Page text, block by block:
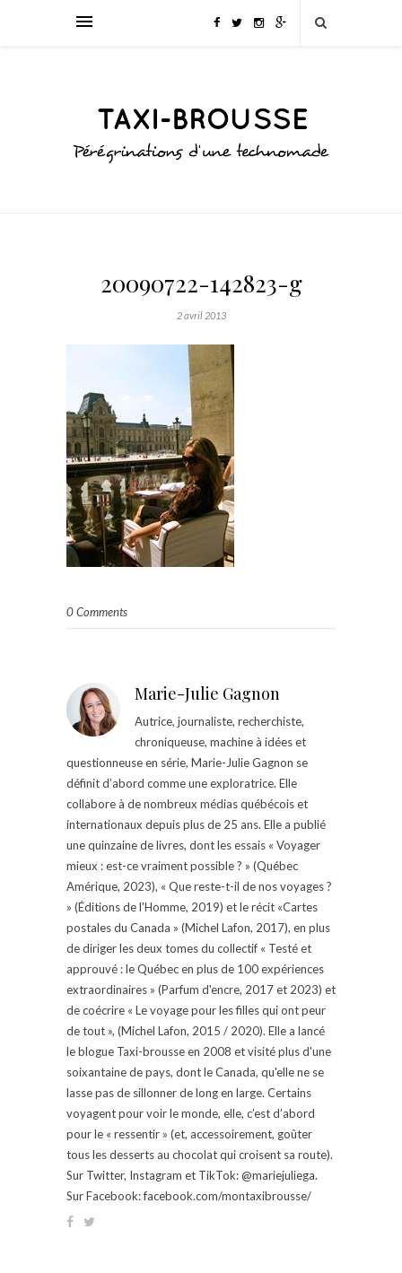
20090722-142823-g
2 avril 2013
0 Comments
Marie-Julie Gagnon
Autrice, journaliste, recherchiste,
chroniqueuse, machine à idées et
questionneuse en série, Marie-Julie Gagnon se
définit d’abord comme une exploratrice. Elle
collabore à de nombreux médias québécois et
internationaux depuis plus de 25 ans. Elle a publié
une quinzaine de livres, dont les essais « Voyager
mieux : est-ce vraiment possible ? » (Québec
Amérique, 2023), « Que reste-t-il de nos voyages ?
» (Éditions de l'Homme, 2019) et le récit «Cartes
postales du Canada » (Michel Lafon, 2017), en plus
de diriger les deux tomes du collectif « Testé et
approuvé : le Québec en plus de 100 expériences
extraordinaires » (Parfum d'encre, 2017 et 2023) et
de coécrire « Le voyage pour les filles qui ont peur
de tout », (Michel Lafon, 2015 / 2020). Elle a lancé
le blogue Taxi-brousse en 2008 et visité plus d'une
soixantaine de pays, dont le Canada, qu'elle ne se
lasse pas de sillonner de long en large. Certains
voyagent pour voir le monde, elle, c’est d’abord
pour le « ressentir » (et, accessoirement, goûter
tous les desserts au chocolat qui croisent sa route).
Sur Twitter, Instagram et TikTok: @mariejuliega.
Sur Facebook: facebook.com/montaxibrousse/